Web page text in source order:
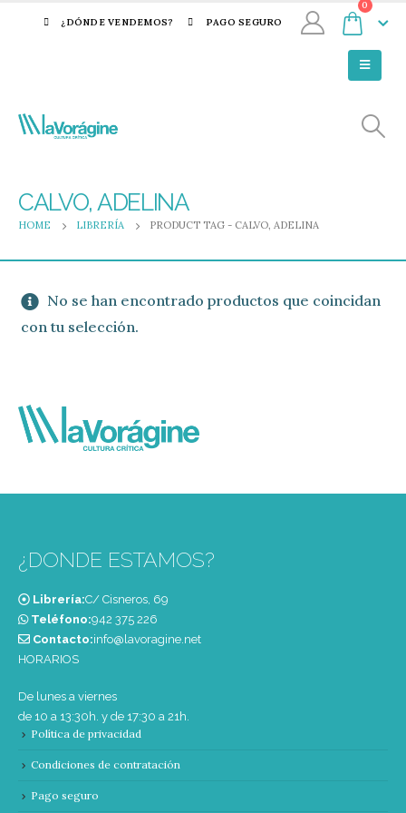
¿DÓNDE VENDEMOS? PAGO SEGURO
0
CALVO, ADELINA
HOME LIBRERÍA PRODUCT TAG - CALVO, ADELINA
No se han encontrado productos que coincidan
con tu selección.
¿DONDE ESTAMOS?
Librería:C/ Cisneros, 69
Teléfono:‭942 375 226‬
Contacto:info@lavoragine.net
HORARIOS
De lunes a viernes
de 10 a 13:30h. y de 17:30 a 21h.
Política de privacidad
Condiciones de contratación
Pago seguro